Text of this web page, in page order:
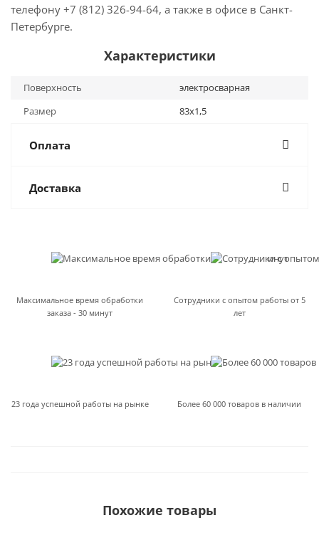
телефону +7 (812) 326-94-64, а также в офисе в Санкт-
Петербурге.
Характеристики
Поверхность
электросварная
Размер
83х1,5
Оплата
Доставка
Максимальное время обработки
заказа - 30 минут
Сотрудники с опытом работы от 5
лет
23 года успешной работы на рынке Более 60 000 товаров в наличии
Похожие товары